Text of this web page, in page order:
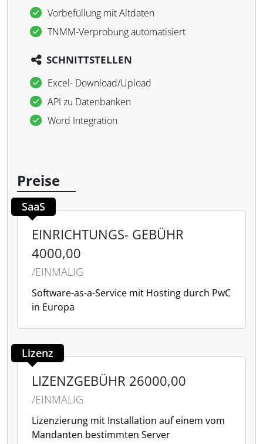
Vorbefüllung mit Altdaten
TNMM-Verprobung automatisiert
SCHNITTSTELLEN
Excel- Download/Upload
API zu Datenbanken
Word Integration
Preise
SaaS
EINRICHTUNGS- GEBÜHR
4000,00
/EINMALIG
Software-as-a-Service mit Hosting durch PwC
in Europa
Lizenz
LIZENZGEBÜHR 26000,00
/EINMALIG
Lizenzierung mit Installation auf einem vom
Mandanten bestimmten Server